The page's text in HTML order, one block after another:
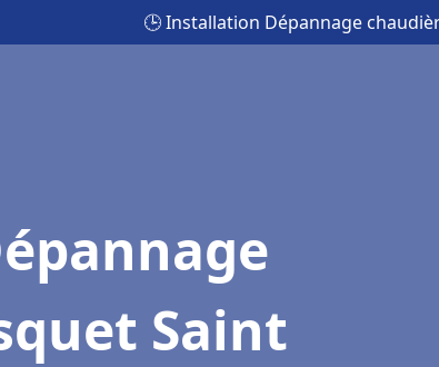
🕒 Installation Dépannage
Saint